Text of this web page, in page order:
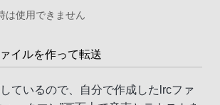
は使用できません
イルを作って転送
ているので、自分で作成したlrcファ